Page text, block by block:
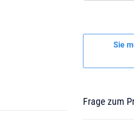
Sie
Frage zum